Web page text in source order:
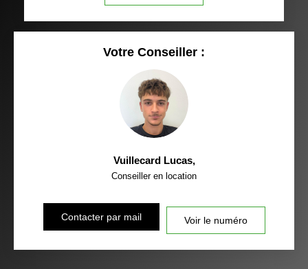
Votre Conseiller :
Vuillecard Lucas,
Conseiller en location
Contacter par mail Voir le numéro